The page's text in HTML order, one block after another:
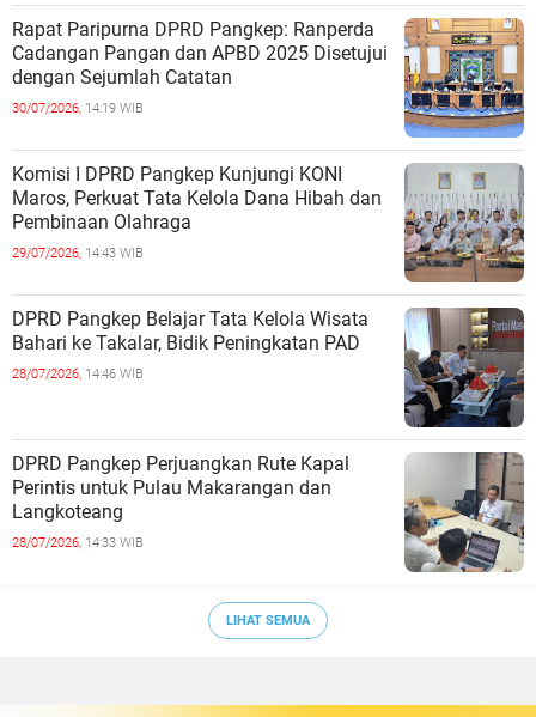
Rapat Paripurna DPRD Pangkep: Ranperda
Cadangan Pangan dan APBD 2025 Disetujui
dengan Sejumlah Catatan
30/07/2026, 14:19 WIB
Komisi I DPRD Pangkep Kunjungi KONI
Maros, Perkuat Tata Kelola Dana Hibah dan
Pembinaan Olahraga
29/07/2026, 14:43 WIB
DPRD Pangkep Belajar Tata Kelola Wisata
Bahari ke Takalar, Bidik Peningkatan PAD
28/07/2026, 14:46 WIB
DPRD Pangkep Perjuangkan Rute Kapal
Perintis untuk Pulau Makarangan dan
Langkoteang
28/07/2026, 14:33 WIB
LIHAT SEMUA